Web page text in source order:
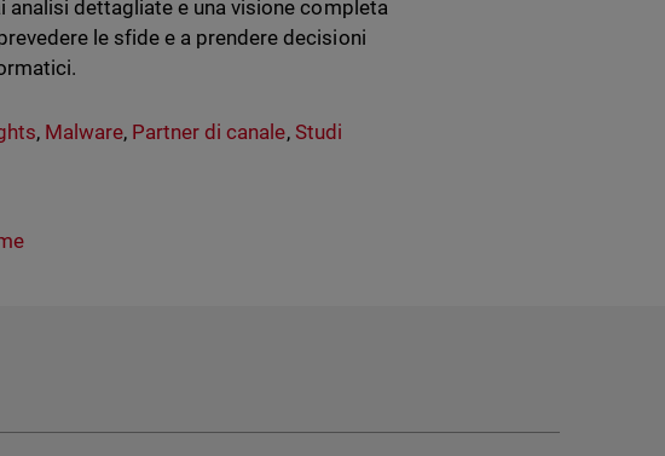
dettagliate e una visione completa
le sfide e a prendere decisioni
, Malware, Partner di canale, Studi